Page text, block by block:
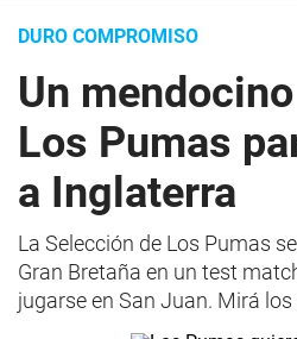
DURO COMPROMISO
Un
Los Pumas
a Inglaterra
La Selección de Los Pumas
Gran Bretaña en un test
jugarse en San Juan. Mirá